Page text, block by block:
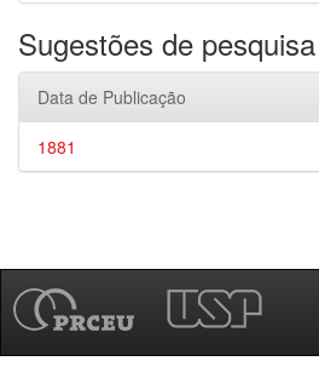
Sugestões de pesquisa
Data de Publicação
1881